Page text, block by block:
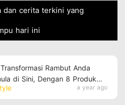
dan cerita terkini yang
hari ini
a year ago
Rambut Anda
di Sini, Dengan 8 Produk
Penjagaan Rambut Terbaik Ini